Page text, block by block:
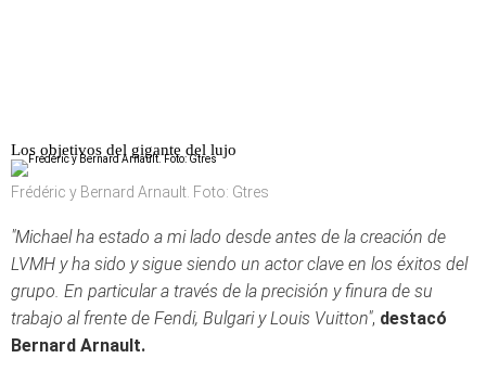
Los objetivos del gigante del lujo
Frédéric y Bernard Arnault. Foto: Gtres
"Michael ha estado a mi lado desde antes de la creación de
LVMH y ha sido y sigue siendo un actor clave en los éxitos del
grupo. En particular a través de la precisión y finura de su
trabajo al frente de Fendi, Bulgari y Louis Vuitton", destacó
Bernard Arnault.